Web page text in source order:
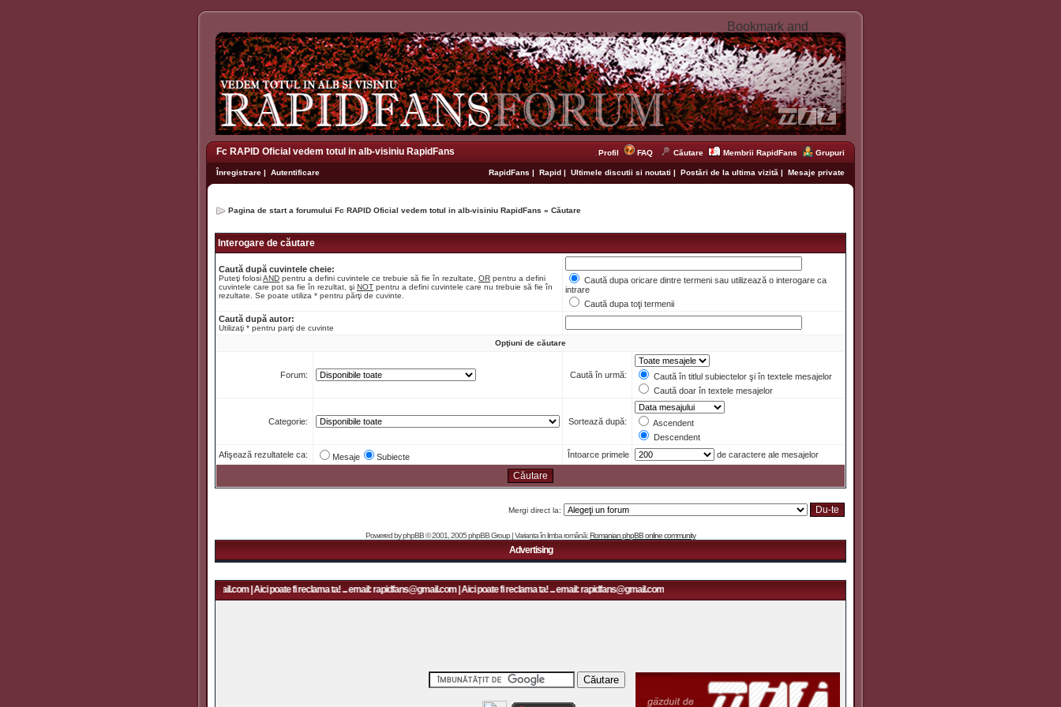
Fc RAPID Oficial vedem totul in alb-visiniu RapidFans Profil FAQ Căutare Membrii RapidFans Grupuri
Înregistrare | Autentificare RapidFans | Rapid | Ultimele discutii si noutati | Postări de la ultima vizită | Mesaje private
Pagina de start a forumului Fc RAPID Oficial vedem totul in alb-visiniu RapidFans » Căutare
Interogare de căutare
Caută după cuvintele cheie:
Puteţi folosiAND pentru a defini cuvintele ce trebuie să fie în rezultate, OR pentru a defini
cuvintele care pot sa fie în rezultat, şi NOT pentru a defini cuvintele care nu trebuie să fie în
rezultate. Se poate utiliza * pentru părţi de cuvinte.
Caută dupa oricare dintre termeni sau utilizează o interogare ca
intrare
Caută dupa toţi termenii
Caută după autor:
Utilizaţi * pentru parţi de cuvinte
Opţiuni de căutare
Forum: Caută în urmă:
Caută în titlul subiectelor şi în textele mesajelor
Caută doar în textele mesajelor
Categorie: Sortează după:
Ascendent
Descendent
Afişează rezultatele ca:
Mesaje Subiecte Întoarce primele de caractere ale mesajelor
Mergi direct la:
Powered byphpBB© 2001, 2005 phpBB Group | Varianta în limba română:Romanian phpBB online community
Advertising
Aici poate fi reclama ta! ... email: rapidfans@gmail.com | Aici poate fi reclama ta! ... email: rapidfans@gmail.com | Aici poate fi reclama ta! ... email: rapidfans@gmail.com